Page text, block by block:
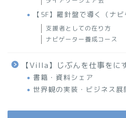
【5F】羅針盤で導く（ナビ
支援者としての在り方
ナビゲーター養成コース
【Villa】じぶんを仕事をに
書籍・資料シェア
世界観の実装・ビジネス展